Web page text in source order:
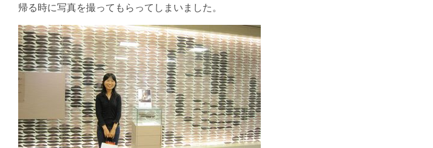
帰る時に写真を撮ってもらってしまいました。